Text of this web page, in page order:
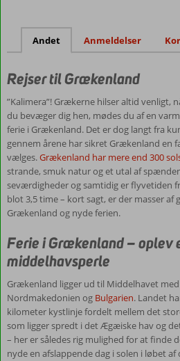
familien.
du
være
aktiv
i
løbet
af
din
ferie
i
Grækenland,
så
de
græske
øer
et
skatkammer
af
fantastiske
naturoplevelser.
Her
Andet Anmeldelser
Rejser til Grækenland
”Kalimera”! Grækerne hilser altid venligt,
du bevæger dig hen, mødes du af en
ferie i Grækenland. Det er dog langt fra
gennem årene har sikret Grækenland en
vælges.Grækenland har mere end 300
strande, smuk natur og et utal af
seværdigheder og samtidig er flyvetiden
blot 3,5 time – kort sagt, er der masser af
Grækenland og nyde ferien.
Ferie i Grækenland – oplev
middelhavsperle
Grækenland ligger ud til Middelhavet
Nordmakedonien og Bulgarien. Landet
kilometer kystlinje fordelt mellem det
som ligger spredt i det Ægæiske hav og
– her er således rig mulighed for at finde
nyde en afslappende dag i solen i løbet